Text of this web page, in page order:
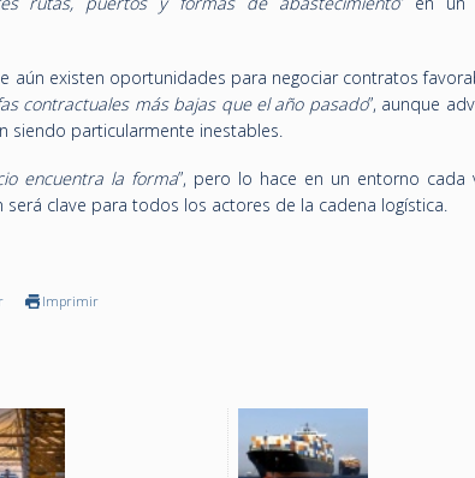
aún existen oportunidades para negociar contratos
contractuales más bajas que el año pasado”, aunque
siendo particularmente inestables.
encuentra la forma”, pero lo hace en un entorno cada
clave para todos los actores de la cadena logística.
Imprimir